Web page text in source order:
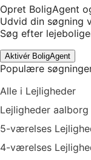
Opret BoligAgent
Udvid din søgning
Søg efter
Aktivér BoligAgent
Populære
Alle i Lejligheder
Lejligheder aalborg
5-værelses
4-værelses